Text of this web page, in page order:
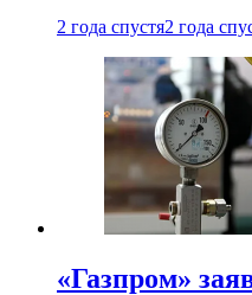
2 года спустя2 года
«Газпром»